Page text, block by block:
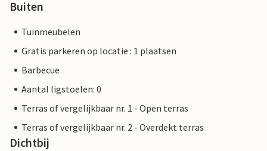
Buiten
Tuinmeubelen
Gratis parkeren op locatie : 1 plaatsen
Barbecue
Aantal ligstoelen: 0
Terras of vergelijkbaar nr. 1 - Open terras
Terras of vergelijkbaar nr. 2 - Overdekt terras
Dichtbij